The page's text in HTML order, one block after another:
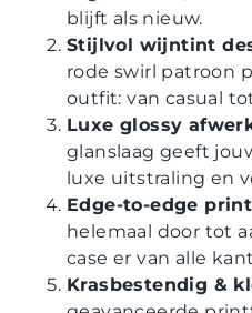
blijft als nieuw.
Stijlvol wijntint
rode swirl patroon
outfit: van casual
Luxe glossy
glanslaag geeft
luxe uitstraling en
Edge-to-edge
helemaal door tot
case er van alle
Krasbestendig &